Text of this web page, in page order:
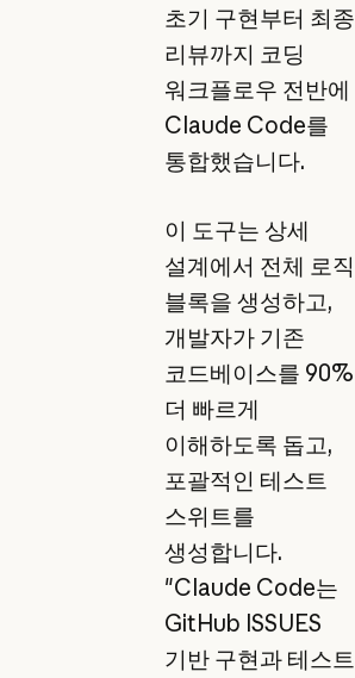
초기 구현부터 최종
리뷰까지 코딩
워크플로우 전반에
Claude Code를
통합했습니다.
이 도구는 상세
설계에서 전체 로직
블록을 생성하고,
개발자가 기존
코드베이스를 90%
더 빠르게
이해하도록 돕고,
포괄적인 테스트
스위트를
생성합니다.
"Claude Code는
GitHub ISSUES
기반 구현과 테스트